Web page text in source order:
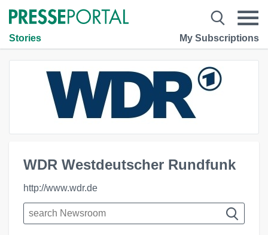
Stories My Subscriptions
WDR Westdeutscher Rundfunk
http://www.wdr.de